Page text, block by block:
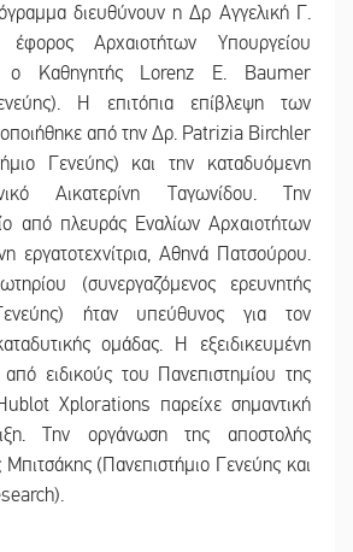
διευθύνουν η Δρ Αγγελική Γ.
έφορος Αρχαιοτήτων Υπουργείου
ο Καθηγητής Lorenz E. Baumer
Η επιτόπια επίβλεψη των
από την Δρ. Patrizia Birchler
Γενεύης) και την καταδυόμενη
Αικατερίνη Ταγωνίδου. Την
από πλευράς Εναλίων Αρχαιοτήτων
εργατοτεχνίτρια, Αθηνά Πατσούρου.
(συνεργαζόμενος ερευνητής
ήταν υπεύθυνος για τον
ομάδας. Η εξειδικευμένη
ειδικούς του Πανεπιστημίου της
Xplorations παρείχε σημαντική
Την οργάνωση της αποστολής
(Πανεπιστήμιο Γενεύης και